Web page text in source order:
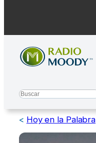
contenido
Search
< Hoy en la Palabra